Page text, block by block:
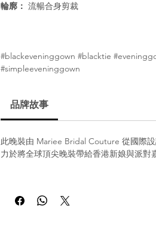
輪廓： 流暢合身剪裁
#blackeveninggown #blacktie
#simpleeveninggown
品牌故事
此晚裝由 Mariee Bridal Couture 從國際
力於將全球頂尖晚裝帶給香港新娘與派對